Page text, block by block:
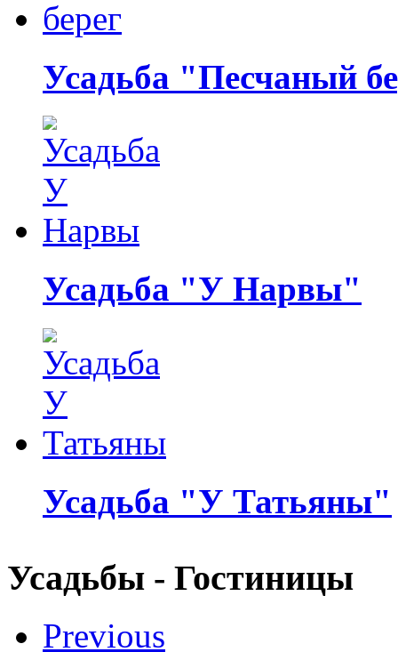
Усадьба "Песчаный
Усадьба "У Нарвы"
Усадьба "У Татьяны"
Усадьбы - Гостиницы
Previous